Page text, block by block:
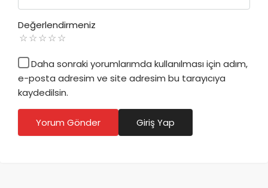
Değerlendirmeniz
Daha sonraki yorumlarımda kullanılması için adım,
e-posta adresim ve site adresim bu tarayıcıya
kaydedilsin.
Yorum Gönder Giriş Yap